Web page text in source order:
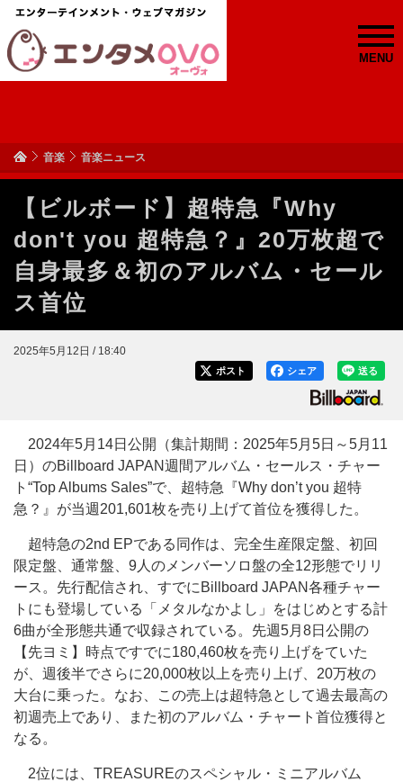
MENU
音楽 音楽ニュース
【ビルボード】超特急『Why
don't you 超特急？』20万枚超で
自身最多＆初のアルバム・セール
ス首位
2025年5月12日 / 18:40
送る
シェア
ポスト
2024年5月14日公開（集計期間：2025年5月5日～5月11
日）のBillboard JAPAN週間アルバム・セールス・チャー
ト“Top Albums Sales”で、超特急『Why don’t you 超特
急？』が当週201,601枚を売り上げて首位を獲得した。
超特急の2nd EPである同作は、完全生産限定盤、初回
限定盤、通常盤、9人のメンバーソロ盤の全12形態でリリ
ース。先行配信され、すでにBillboard JAPAN各種チャー
トにも登場している「メタルなかよし」をはじめとする計
6曲が全形態共通で収録されている。先週5月8日公開の
【先ヨミ】時点ですでに180,460枚を売り上げをていた
が、週後半でさらに20,000枚以上を売り上げ、20万枚の
大台に乗った。なお、この売上は超特急として過去最高の
初週売上であり、また初のアルバム・チャート首位獲得と
なる。
2位には、TREASUREのスペシャル・ミニアルバム